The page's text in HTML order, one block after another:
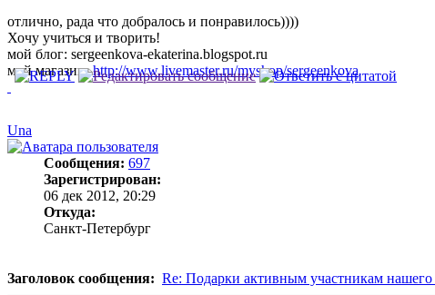
отлично, рада что добралось и понравилось))))
Хочу учиться и творить!
мой блог: sergeenkova-ekaterina.blogspot.ru
мой магазин:http://www.livemaster.ru/myshop/sergeenkova
Una
Сообщения: 697
Зарегистрирован:
06 дек 2012, 20:29
Откуда:
Санкт-Петербург
Заголовок сообщения: Re: Подарки активным участникам